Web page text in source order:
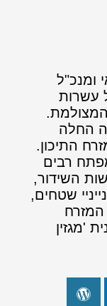
ומנכ"ל
עשרות
החלה
התיכון.
רבים
השידור,
שטחים,
המזרח
'מגזין